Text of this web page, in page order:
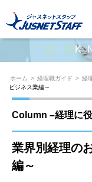
ホーム > 経理職ガイド > 経
ビジネス業編～
Column –経理に
業界別経理の
編～